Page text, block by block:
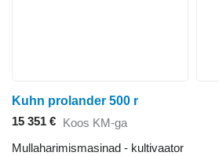
Kuhn prolander 500 r
15 351 € Koos KM-ga
Mullaharimismasinad - kultivaator